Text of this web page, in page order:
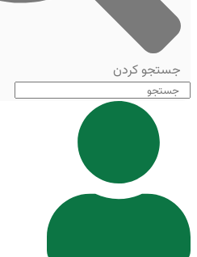
جستجو کردن